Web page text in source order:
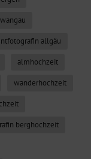
allgäu
almhochzeit
wanderhochzeit
berghochzeit